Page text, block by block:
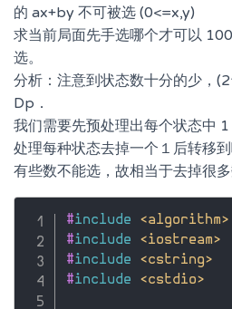
的 ax+by 不可被选 (0<=x,y)
求当前局面先手选哪个才可以
选。
分析：注意到状态数十分的少，
Dp．
我们需要先预处理出每个状态中
处理每种状态去掉一个１后转移
有些数不能选，故相当于去掉很
#include
<algorithm>
#include
<iostream>
#include
<cstring>
#include <cstdio>